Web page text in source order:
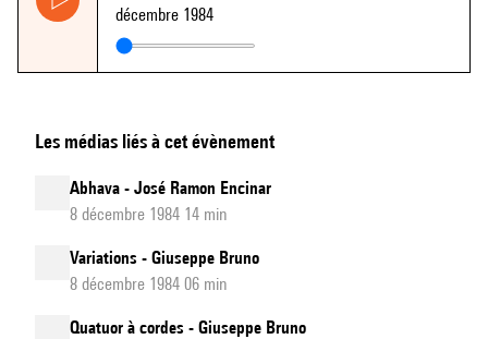
décembre 1984
Les médias liés à cet évènement
Abhava - José Ramon Encinar
8 décembre 1984 14 min
Variations - Giuseppe Bruno
8 décembre 1984 06 min
Quatuor à cordes - Giuseppe Bruno